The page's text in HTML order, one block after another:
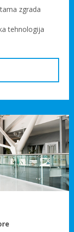
zgrada
tehnologija